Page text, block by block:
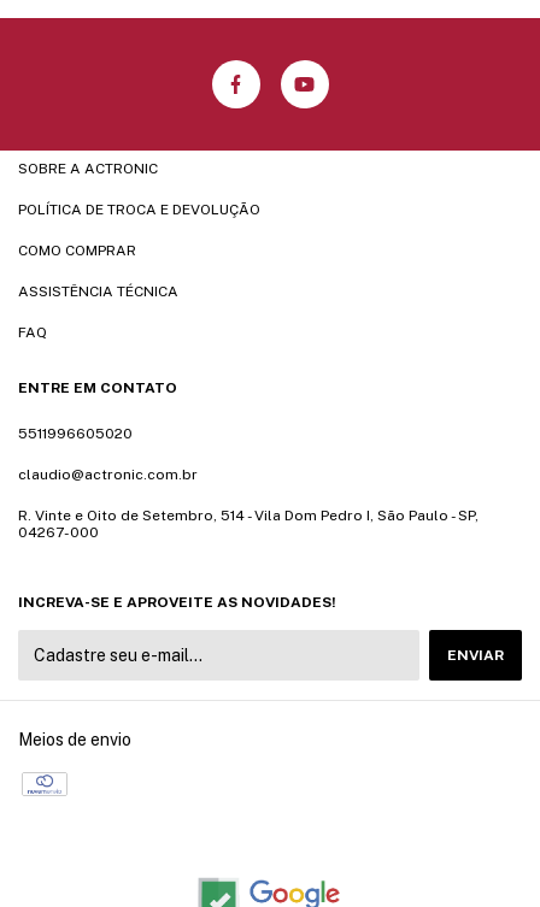
SOBRE A ACTRONIC
POLÍTICA DE TROCA E DEVOLUÇÃO
COMO COMPRAR
ASSISTÊNCIA TÉCNICA
FAQ
ENTRE EM CONTATO
5511996605020
claudio@actronic.com.br
R. Vinte e Oito de Setembro, 514 - Vila Dom Pedro I, São Paulo - SP,
04267-000
INCREVA-SE E APROVEITE AS NOVIDADES!
Meios de envio